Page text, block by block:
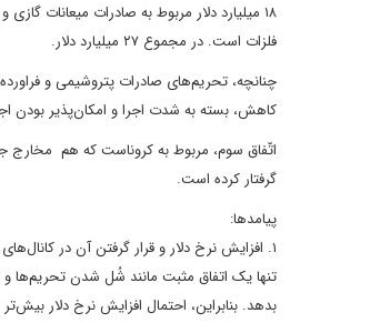
فلزات است. در مجموع ۲۷ میلیارد دلار.
چنانچه، تحریم‌های صادرات پتروشیمی و
کاهش، بسته به شدت اجرا و امکان‌پذیر بودن
اتّفاق سوم، مربوط به کروناست که هم مخارج
گرفتار کرده است.
پیامدها:
۱. افزایش نرخ دلار و قرار گرفتن آن در کانال‌های بالاتر و حتی حرکت به سمت تکرار بالاترین رکورد پیشین یعنی ۱۹ هزار تومان در سال ۱۳۹۷.
تنها یک اتفاق مثبت مانند شُل شدن تحریم‌ها و
بدهد. بنابراین، احتمال افزایش نرخ دلار